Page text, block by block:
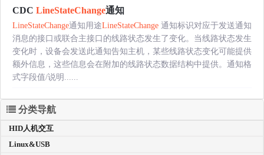
CDC LineStateChange通知
LineStateChange通知用途LineStateChange 通知标识对应于发送通知
消息的接口或联合主接口的线路状态发生了变化。当线路状态发生
变化时，设备会发送此通知告知主机，某些线路状态变化可能提供
额外信息，这些信息会在附加的线路状态数据结构中提供。通知格
式字段值/说明......
分类导航
HID人机交互
Linux&USB